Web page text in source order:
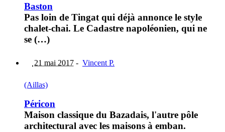
Baston
Pas loin de Tingat qui déjà annonce le style
chalet-chai. Le Cadastre napoléonien, qui ne
se (…)
21 mai 2017 - Vincent P.
(Aillas)
Péricon
Maison classique du Bazadais, l'autre pôle
architectural avec les maisons à emban.